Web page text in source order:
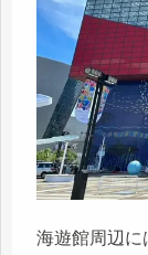
海遊館周辺に